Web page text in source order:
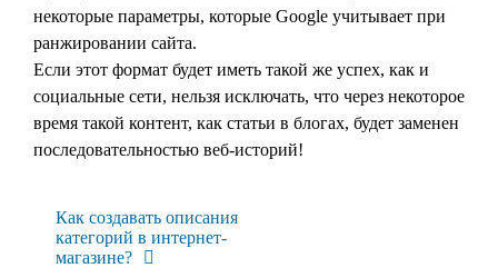
некоторые параметры, которые Google учитывает при
ранжировании сайта.
Если этот формат будет иметь такой же успех, как и
социальные сети, нельзя исключать, что через некоторое
время такой контент, как статьи в блогах, будет заменен
последовательностью веб-историй!
Как создавать описания
категорий в интернет-
магазине?